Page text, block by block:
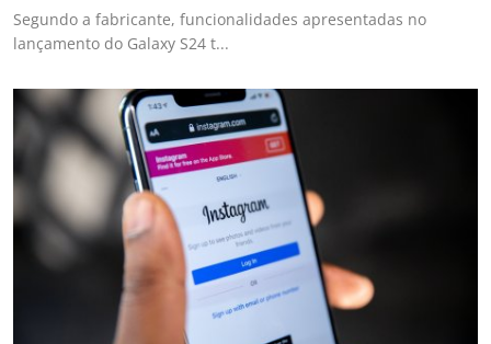
Segundo a fabricante, funcionalidades apresentadas no
lançamento do Galaxy S24 t...